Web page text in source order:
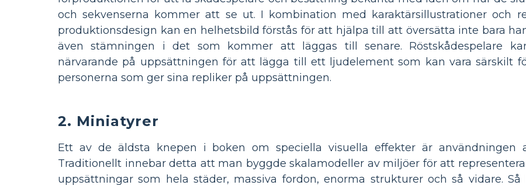
och sekvenserna kommer att se ut. I kombination med karaktärsillustrationer och
produktionsdesign kan en helhetsbild förstås för att hjälpa till att översätta inte bara
även stämningen i det som kommer att läggas till senare. Röstskådespelare
närvarande på uppsättningen för att lägga till ett ljudelement som kan vara särskilt
personerna som ger sina repliker på uppsättningen.
2. Miniatyrer
Ett av de äldsta knepen i boken om speciella visuella effekter är användningen
Traditionellt innebar detta att man byggde skalamodeller av miljöer för att
uppsättningar som hela städer, massiva fordon, enorma strukturer och så vidare.